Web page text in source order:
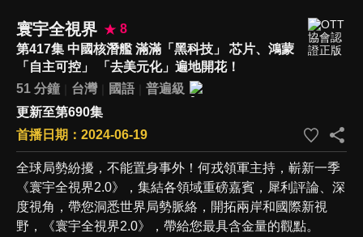
寰宇全視界
8
第417集 中國核潛艦 滿滿「黑科技」 芯片、鴻蒙
「自主可控」 「去美元化」遍地開花！
51 分鐘
台灣 國語
普遍級
更新至第690集
首播日期：2024-06-19
全球局勢紛擾，不能置身事外！何戎領軍主持，嶄新一季
《寰宇全視界2.0》，集結各領域重磅嘉賓，犀利評論、深
度視角，帶您洞悉世界局勢脈絡，開拓兩岸和國際新視
野，《寰宇全視界2.0》，帶給您最具含金量的觀點。